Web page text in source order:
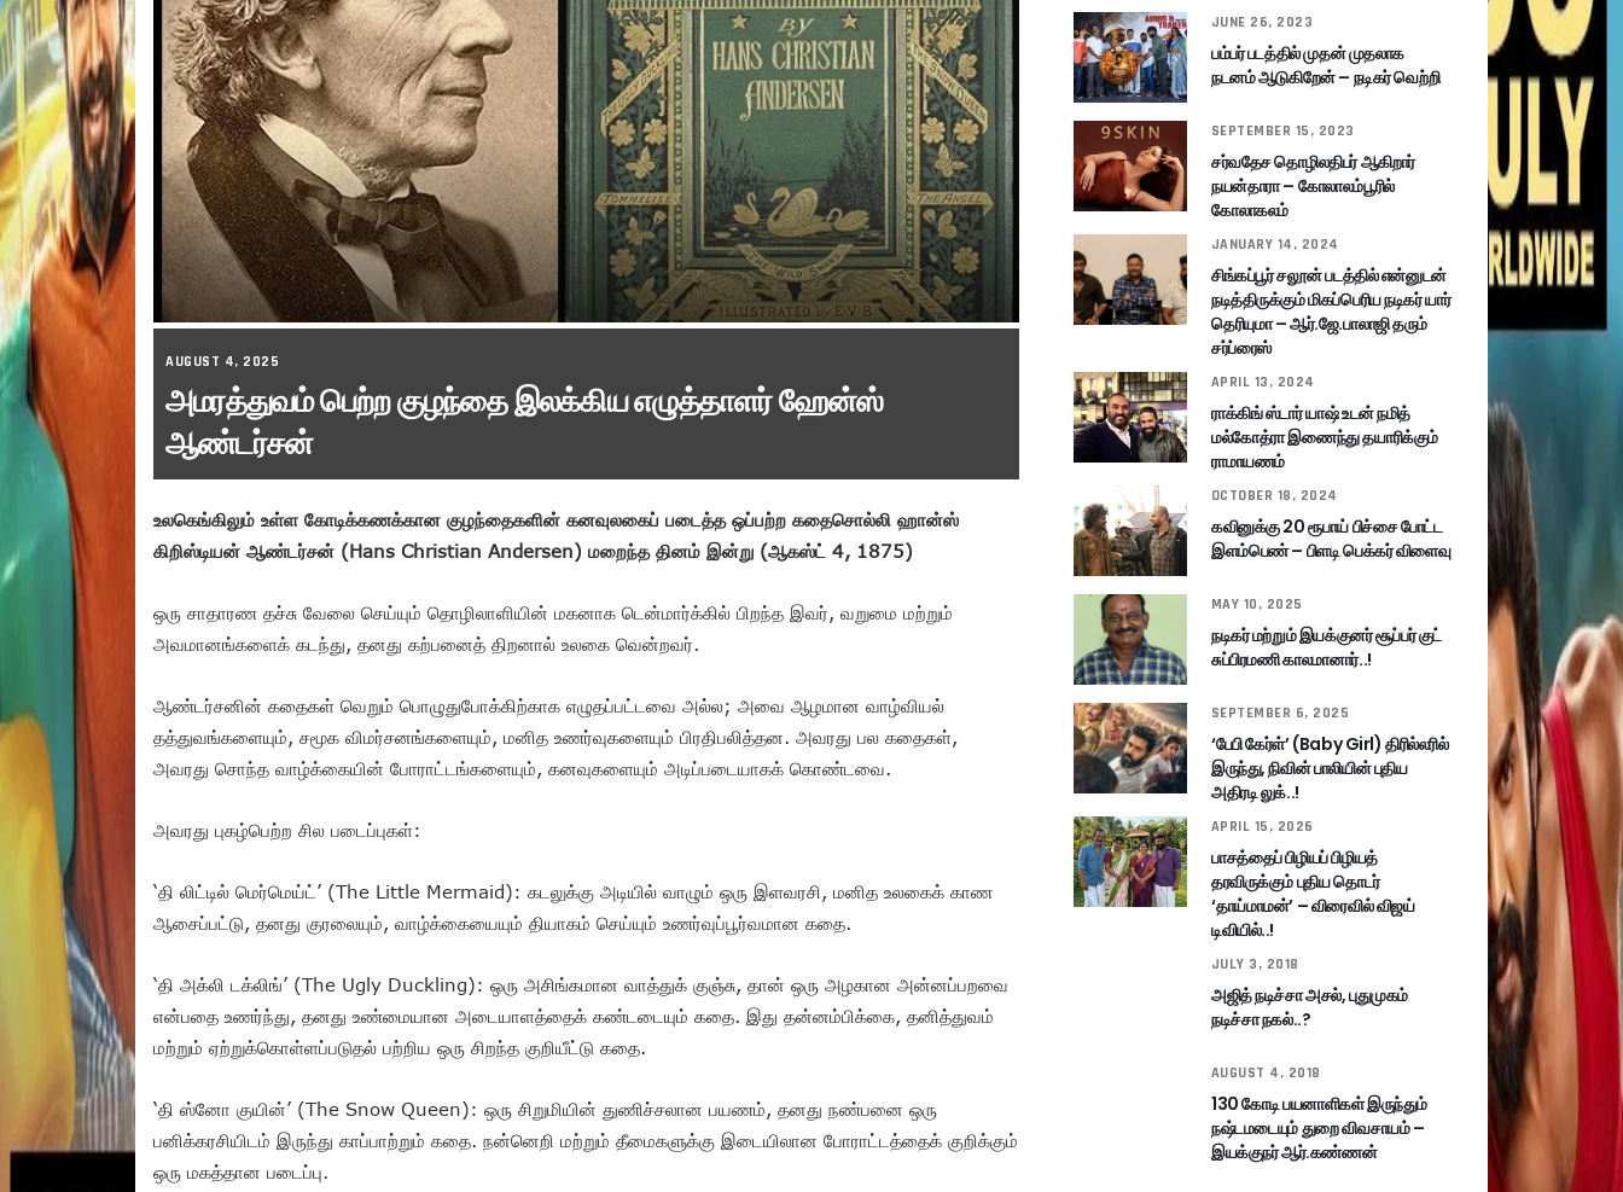
AUGUST 4, 2025
அமரத்துவம் பெற்ற குழந்தை இலக்கிய எழுத்தாளர் ஹேன்ஸ்
ஆண்டர்சன்
உலகெங்கிலும் உள்ள கோடிக்கணக்கான குழந்தைகளின் கனவுலகைப் படைத்த ஒப்பற்ற கதைசொல்லி ஹான்ஸ்
கிறிஸ்டியன் ஆண்டர்சன் (Hans Christian Andersen) மறைந்த தினம் இன்று (ஆகஸ்ட் 4, 1875)
ஒரு சாதாரண தச்சு வேலை செய்யும் தொழிலாளியின் மகனாக டென்மார்க்கில் பிறந்த இவர், வறுமை மற்றும்
அவமானங்களைக் கடந்து, தனது கற்பனைத் திறனால் உலகை வென்றவர்.
ஆண்டர்சனின் கதைகள் வெறும் பொழுதுபோக்கிற்காக எழுதப்பட்டவை அல்ல; அவை ஆழமான வாழ்வியல்
தத்துவங்களையும், சமூக விமர்சனங்களையும், மனித உணர்வுகளையும் பிரதிபலித்தன. அவரது பல கதைகள்,
அவரது சொந்த வாழ்க்கையின் போராட்டங்களையும், கனவுகளையும் அடிப்படையாகக் கொண்டவை.
அவரது புகழ்பெற்ற சில படைப்புகள்:
‘தி லிட்டில் மெர்மெய்ட்’ (The Little Mermaid): கடலுக்கு அடியில் வாழும் ஒரு இளவரசி, மனித உலகைக் காண
ஆசைப்பட்டு, தனது குரலையும், வாழ்க்கையையும் தியாகம் செய்யும் உணர்வுப்பூர்வமான கதை.
‘தி அக்லி டக்லிங்’ (The Ugly Duckling): ஒரு அசிங்கமான வாத்துக் குஞ்சு, தான் ஒரு அழகான அன்னப்பறவை
என்பதை உணர்ந்து, தனது உண்மையான அடையாளத்தைக் கண்டடையும் கதை. இது தன்னம்பிக்கை, தனித்துவம்
மற்றும் ஏற்றுக்கொள்ளப்படுதல் பற்றிய ஒரு சிறந்த குறியீட்டு கதை.
‘தி ஸ்னோ குயின்’ (The Snow Queen): ஒரு சிறுமியின் துணிச்சலான பயணம், தனது நண்பனை ஒரு
பனிக்கரசியிடம் இருந்து காப்பாற்றும் கதை. நன்னெறி மற்றும் தீமைகளுக்கு இடையிலான போராட்டத்தைக் குறிக்கும்
ஒரு மகத்தான படைப்பு.
JUNE 26, 2023
பம்பர் படத்தில் முதன் முதலாக
நடனம் ஆடுகிறேன் – நடிகர் வெற்றி
SEPTEMBER 15, 2023
சர்வதேச தொழிலதிபர் ஆகிறார்
நயன்தாரா – கோலாலம்பூரில்
கோலாகலம்
JANUARY 14, 2024
சிங்கப்பூர் சலூன் படத்தில் என்னுடன்
நடித்திருக்கும் மிகப்பெரிய நடிகர் யார்
தெரியுமா – ஆர்.ஜே.பாலாஜி தரும்
சர்ப்ரைஸ்
APRIL 13, 2024
ராக்கிங் ஸ்டார் யாஷ் உடன் நமித்
மல்கோத்ரா இணைந்து தயாரிக்கும்
ராமாயணம்
OCTOBER 18, 2024
கவினுக்கு 20 ரூபாய் பிச்சை போட்ட
இளம்பெண் – பிளடி பெக்கர் விளைவு
MAY 10, 2025
நடிகர் மற்றும் இயக்குனர் சூப்பர் குட்
சுப்பிரமணி காலமானார்..!
SEPTEMBER 6, 2025
‘பேபி கேர்ள்’ (Baby Girl) திரில்லரில்
இருந்து, நிவின் பாலியின் புதிய
அதிரடி லுக்..!
APRIL 15, 2026
பாசத்தைப் பிழியப் பிழியத்
தரவிருக்கும் புதிய தொடர்
‘தாய்மாமன்’ – விரைவில் விஜய்
டிவியில்..!
JULY 3, 2018
அஜித் நடிச்சா அசல், புதுமுகம்
நடிச்சா நகல்..?
AUGUST 4, 2018
130 கோடி பயனாளிகள் இருந்தும்
நஷ்டமடையும் துறை விவசாயம் –
இயக்குநர் ஆர்.கண்ணன்